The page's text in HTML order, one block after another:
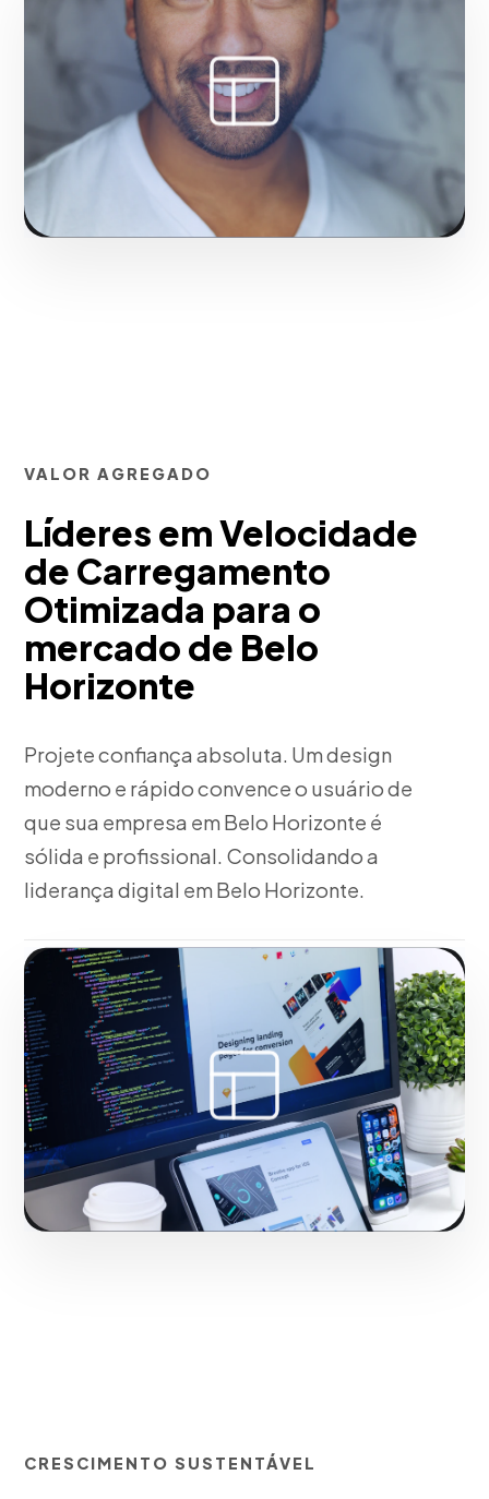
Em nossa agência, arquitetura UX e design de
wireframes. Com resultados reais para o mercado de
Belo Horizonte.
Solicitar serviço
VALOR AGREGADO
Líderes em Velocidade
de Carregamento
Otimizada para o
mercado de Belo
Horizonte
Projete confiança absoluta. Um design
moderno e rápido convence o usuário de
que sua empresa em Belo Horizonte é
sólida e profissional. Consolidando a
liderança digital em Belo Horizonte.
Fase 2:Em Belo Horizonte, desenvolvimento
frontend/backend e otimização de velocidade.
Tudo isso voltado para o crescimento da sua
empresa em Belo Horizonte.
Iniciar projeto
CRESCIMENTO SUSTENTÁVEL